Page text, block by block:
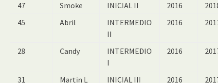
47 Smoke INICIAL II 2016
45
Abril
INTERMEDIO
II
2016
28 Candy
INTERMEDIO
I
2016
31 Martin L INICIAL III 2016